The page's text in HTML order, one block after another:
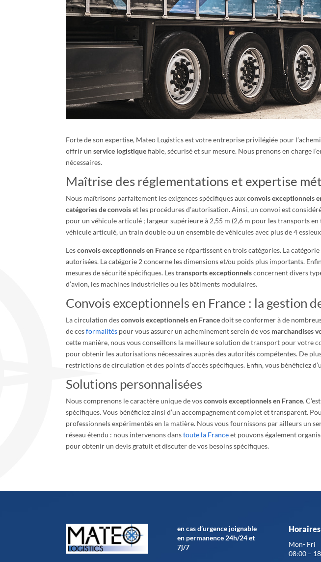
Forte de son expertise, Mateo Logistics est votre entreprise privilégiée pour
offrir unservice logistiquefiable, sécurisé et sur mesure. Nous prenons en charge
nécessaires.
Maîtrise des réglementations et expertise
Nous maîtrisons parfaitement les exigences spécifiques auxconvois exceptionnels
catégories de convoiset les procédures d’autorisation. Ainsi, un convoi est
pour un véhicule articulé ; largeur supérieure à 2,55 m (2,6 m pour les transports
véhicule articulé, un train double ou un ensemble de véhicules avec plus de 4
Lesconvois exceptionnels en Francese répartissent en trois catégories. La
autorisées. La catégorie 2 concerne les dimensions et/ou poids plus importants.
mesures de sécurité spécifiques. Lestransports exceptionnelsconcernent divers
d’avion, les machines industrielles ou les bâtiments modulaires.
Convois exceptionnels en France : la gestion
La circulation desconvois exceptionnels en Francedoit se conformer à de
de cesformalités pour vous assurer un acheminement serein de vos marchandises
cette manière, nous vous conseillons la meilleure solution de transport pour votre
pour obtenir les autorisations nécessaires auprès des autorités compétentes. De
restrictions de circulation et des points d’accès spécifiques. Enfin, vous bénéficiez
Solutions personnalisées
Nous comprenons le caractère unique de vosconvois exceptionnels en France.
spécifiques. Vous bénéficiez ainsi d’un accompagnement complet et transparent.
professionnels expérimentés en la matière. Nous vous fournissons par ailleurs un
réseau étendu : nous intervenons danstoute la Franceet pouvons également
pour obtenir un devis gratuit et discuter de vos besoins spécifiques.
en cas d’urgence joignable
en permanence 24h/24 et
7j/7
Horaires
Mon- Fri
08:00 –